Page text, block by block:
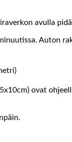
avulla
Auton
ovat